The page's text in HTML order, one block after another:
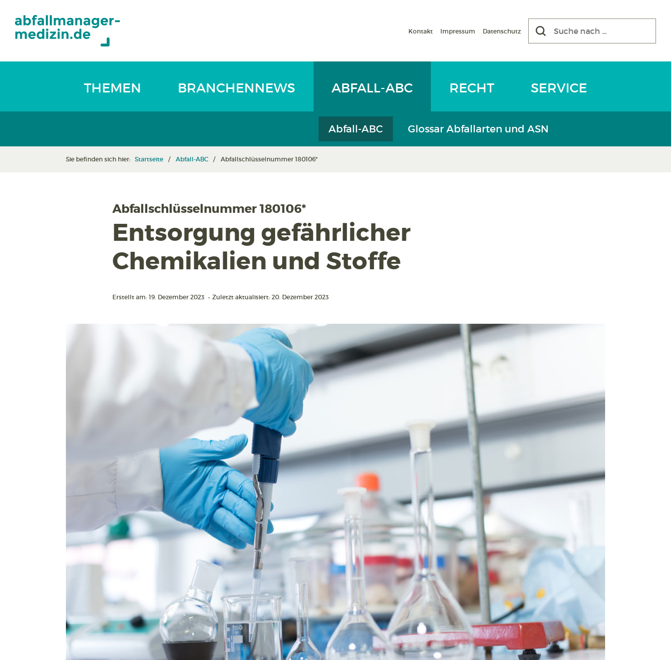
Kontakt Impressum Datenschutz
THEMEN BRANCHENNEWS ABFALL-ABC
Abfall-ABC Glossar Abfallarten und ASN
RECHT SERVICE
Sie befinden sich hier: Startseite Abfall-ABC Abfallschlüsselnummer 180106*
Abfallschlüsselnummer 180106*
Entsorgung gefährlicher
Chemikalien und Stoffe
Erstellt am: 19. Dezember 2023 • Zuletzt aktualisiert: 20. Dezember 2023